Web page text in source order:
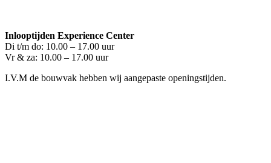
Inlooptijden Experience Center
Di t/m do: 10.00 – 17.00 uur
Vr & za: 10.00 – 17.00 uur
I.V.M de bouwvak hebben wij aangepaste openingstijden.